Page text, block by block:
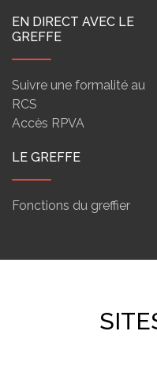
EN DIRECT AVEC LE
GREFFE
Suivre une formalité au
RCS
Accès RPVA
LE GREFFE
Fonctions du greffier